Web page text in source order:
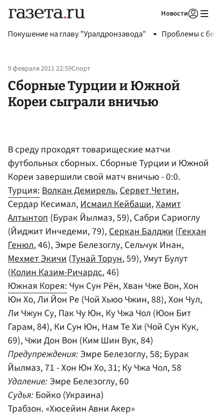
Новости
Покушение на главу "Уралдронзавода" Проблемы с
9 февраля 2011 22:59Спорт
Сборные Турции и Южной
Кореи сыграли вничью
В среду проходят товарищеские матчи
футбольных сборных. Сборные Турции и Южной
Кореи завершили свой матч вничью - 0:0.
Турция:Волкан Демирель,Сервет Четин,
Сердар Кесимал,Исмаил Кейбаши,Хамит
Алтынтоп(Бурак Йылмаз, 59), Сабри Сариоглу
(Йиджит Инчедеми, 79),Серкан Балджи(Гекхан
Генюл, 46), Эмре Белезоглу, Сельчук Инан,
Мехмет Экичи(Тунай Торун, 59), Умут Булут
(Колин Казим-Ричардс, 46)
Южная Корея: Чун Сун Рён, Хван Чже Вон, Хон
Юн Хо, Ли Йон Ре (Чой Хьюо Чжин, 88), Хон Чул,
Ли Чжун Су, Пак Чу Юн, Ку Чжа Чол (Юон Бит
Гарам, 84), Ки Сун Юн, Нам Те Хи (Чой Сун Кук,
69), Чжи Дон Вон (Ким Шин Вук, 84)
Предупреждения:Эмре Белезоглу, 58; Бурак
Йылмаз, 71 - Хон Юн Хо, 31; Ку Чжа Чол, 58
Удаление:Эмре Белезоглу, 60
Судья: Бойко (Украина)
Трабзон. «Хюсейин Авни Акер»